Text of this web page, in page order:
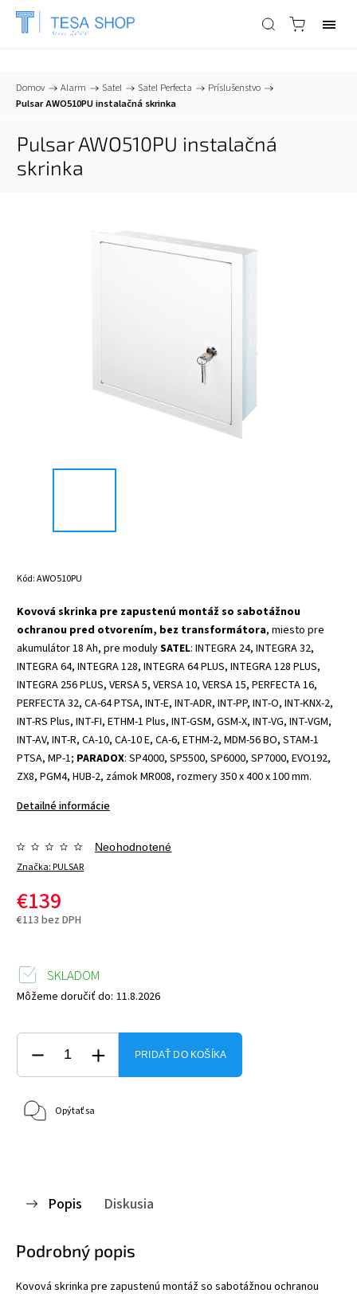
📞+421 903 553 805 info@tesa-systems.sk
Domov / Alarm / Satel / Satel Perfecta / Príslušenstvo /
Pulsar AWO510PU instalačná skrinka
Pulsar AWO510PU instalačná
skrinka
Kód:AWO510PU
Kovová skrinka pre zapustenú montáž so sabotážnou
ochranou pred otvorením, bez transformátora, miesto pre
akumulátor 18 Ah, pre modulySATEL: INTEGRA 24, INTEGRA 32,
INTEGRA 64, INTEGRA 128, INTEGRA 64 PLUS, INTEGRA 128 PLUS,
INTEGRA 256 PLUS, VERSA 5, VERSA 10, VERSA 15, PERFECTA 16,
PERFECTA 32, CA-64 PTSA, INT-E, INT-ADR, INT-PP, INT-O, INT-KNX-2,
INT-RS Plus, INT-FI, ETHM-1 Plus, INT-GSM, GSM-X, INT-VG, INT-VGM,
INT-AV, INT-R, CA-10, CA-10 E, CA-6, ETHM-2, MDM-56 BO, STAM-1
PTSA, MP-1; PARADOX: SP4000, SP5500, SP6000, SP7000, EVO192,
ZX8, PGM4, HUB-2, zámok MR008, rozmery 350 x 400 x 100 mm.
Detailné informácie
Značka:PULSAR
Neohodnotené
€139
€113 bez DPH
SKLADOM
Môžeme doručiť do: 11.8.2026
PRIDAŤ DO KOŠÍKA
Opýtať sa
Popis Diskusia
Podrobný popis
Kovová skrinka pre zapustenú montáž so sabotážnou ochranou